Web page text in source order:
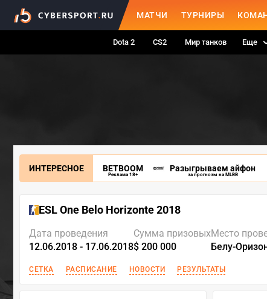
МАТЧИ ТУРНИРЫ
Dota 2 CS2 Мир танков Еще
ИНТЕРЕСНОЕ BETBOOM
Реклама 18+
Разыгрываем айфон
за прогнозы на MLBB
ESL One Belo Horizonte 2018
Дата проведения
12.06.2018 - 17.06.2018
Сумма призовых
$ 200 000
Место
Белу-
СЕТКА РАСПИСАНИЕ НОВОСТИ РЕЗУЛЬТАТЫ